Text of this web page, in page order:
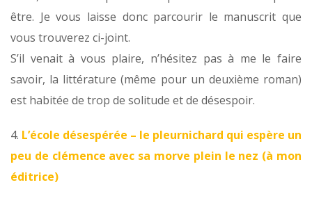
être. Je vous laisse donc parcourir le manuscrit que
vous trouverez ci-joint.
S’il venait à vous plaire, n’hésitez pas à me le faire
savoir, la littérature (même pour un deuxième roman)
est habitée de trop de solitude et de désespoir.
4. L’école désespérée – le pleurnichard qui espère un
peu de clémence avec sa morve plein le nez (à mon
éditrice)